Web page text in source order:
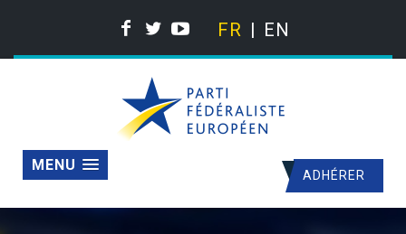
FR EN
ADHÉRER
MENU